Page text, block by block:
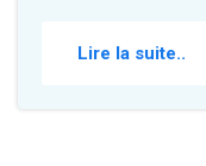
Lire la suite..